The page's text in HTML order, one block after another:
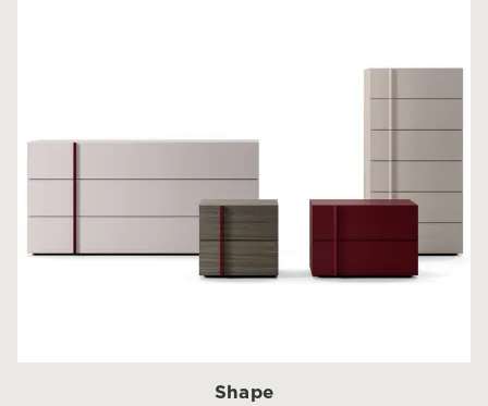
Shape